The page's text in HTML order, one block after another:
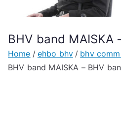
BHV band MAISKA
Home ehbo bhv
bhv
BHV band MAISKA – BHV